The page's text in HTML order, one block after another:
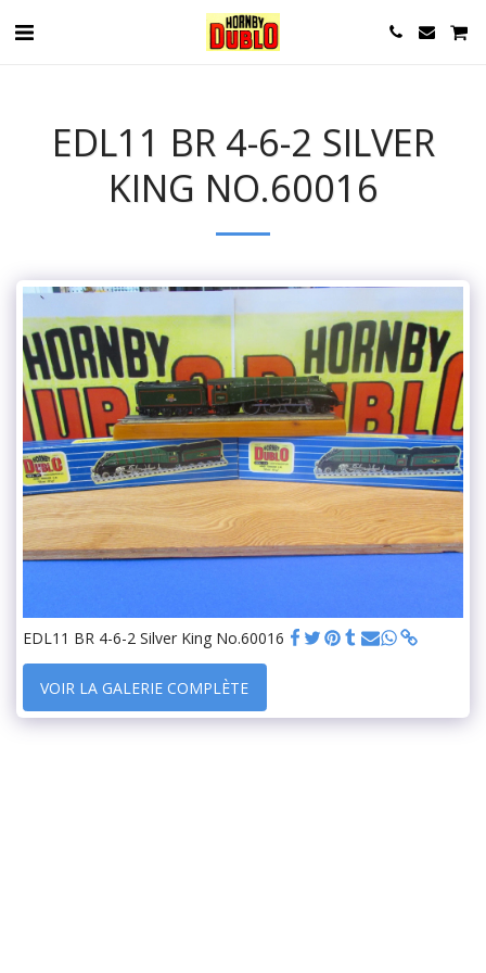
EDL11 BR 4-6-2 SILVER
KING NO.60016
EDL11 BR 4-6-2 Silver King No.60016
VOIR LA GALERIE COMPLÈTE